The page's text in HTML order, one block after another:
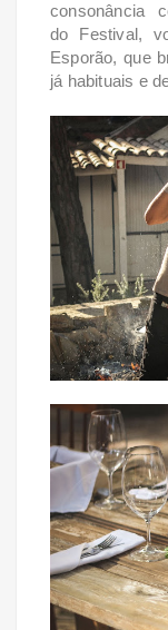
consonância
do Festival,
Esporão, que
já habituais e